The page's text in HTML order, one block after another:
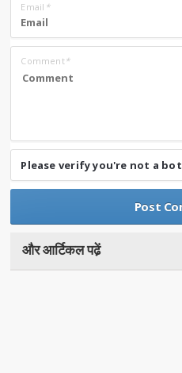
Email *
Comment*
Please verify you're not a bot
और आर्टिकल पढे़ं